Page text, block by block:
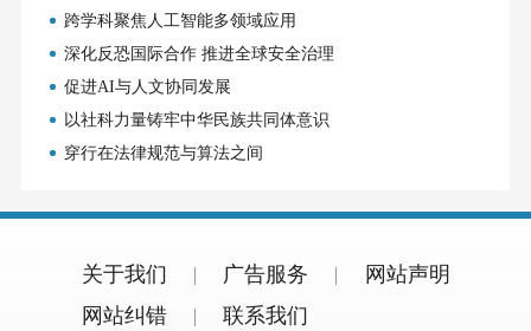
跨学科聚焦人工智能多领域应用
深化反恐国际合作 推进全球安全治理
促进AI与人文协同发展
以社科力量铸牢中华民族共同体意识
穿行在法律规范与算法之间
关于我们 广告服务
网站声明
网站纠错
联系我们